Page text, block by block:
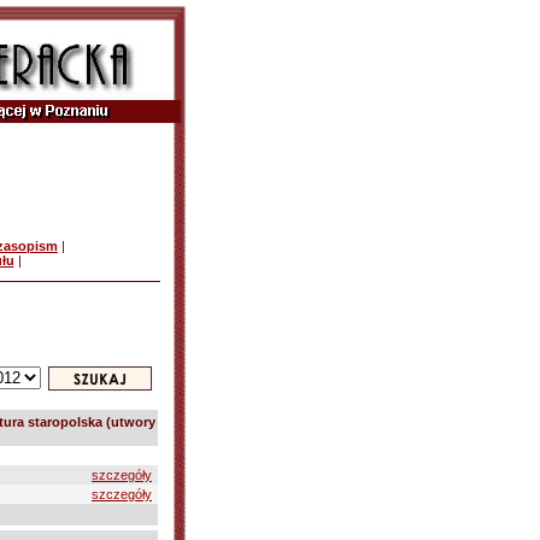
|
|
staropolska (utwory
szczegóły
szczegóły